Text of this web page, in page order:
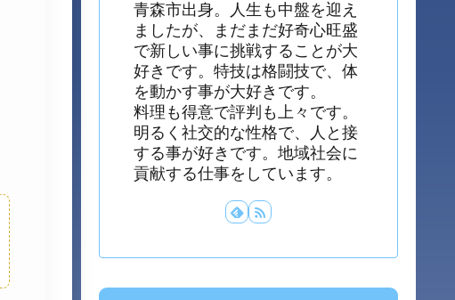
青森市出身。人生も中盤を迎え
ましたが、まだまだ好奇心旺盛
で新しい事に挑戦することが大
好きです。特技は格闘技で、体
を動かす事が大好きです。
料理も得意で評判も上々です。
明るく社交的な性格で、人と接
する事が好きです。地域社会に
貢献する仕事をしています。